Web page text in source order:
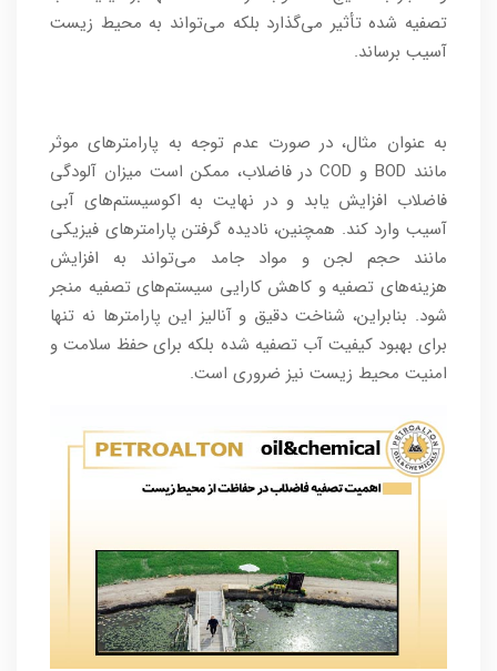
تصفیه شده تأثیر می‌گذارد بلکه می‌تواند به محیط زیست
آسیب برساند.
به عنوان مثال، در صورت عدم توجه به پارامترهای موثر
مانند BOD و COD در فاضلاب، ممکن است میزان آلودگی
فاضلاب افزایش یابد و در نهایت به اکوسیستم‌های آبی
آسیب وارد کند. همچنین، نادیده گرفتن پارامترهای فیزیکی
مانند حجم لجن و مواد جامد می‌تواند به افزایش
هزینه‌های تصفیه و کاهش کارایی سیستم‌های تصفیه منجر
شود. بنابراین، شناخت دقیق و آنالیز این پارامترها نه تنها
برای بهبود کیفیت آب تصفیه شده بلکه برای حفظ سلامت و
امنیت محیط زیست نیز ضروری است.